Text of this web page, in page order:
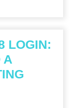
LOGIN:
A